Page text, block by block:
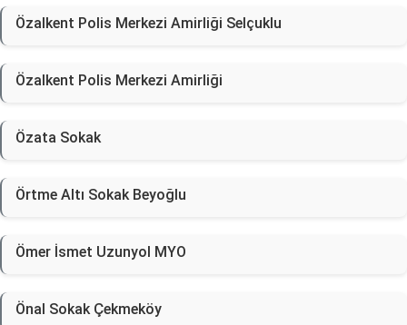
Özalkent Polis Merkezi Amirliği Selçuklu
Özalkent Polis Merkezi Amirliği
Özata Sokak
Örtme Altı Sokak Beyoğlu
Ömer İsmet Uzunyol MYO
Önal Sokak Çekmeköy